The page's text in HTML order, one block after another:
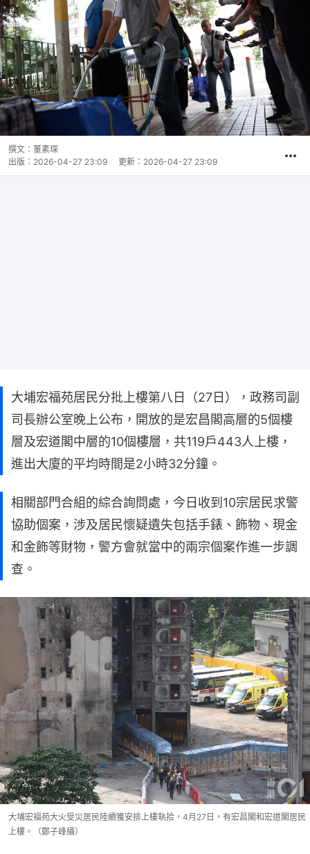
撰文： 董素琛
出版： 2026-04-27 23:09 更新： 2026-04-27 23:09
大埔宏福苑居民分批上樓第八日（27日），政務司副
司長辦公室晚上公布，開放的是宏昌閣高層的5個樓
層及宏道閣中層的10個樓層，共119戶443人上樓，
進出大廈的平均時間是2小時32分鐘。
相關部門合組的綜合詢問處，今日收到10宗居民求警
協助個案，涉及居民懷疑遺失包括手錶、飾物、現金
和金飾等財物，警方會就當中的兩宗個案作進一步調
查。
大埔宏福苑大火受災居民陸續獲安排上樓執拾，4月27日，有宏昌閣和宏道閣居民
上樓。（鄭子峰攝）